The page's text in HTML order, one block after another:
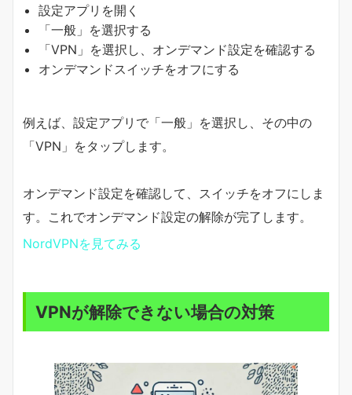
設定アプリを開く
「一般」を選択する
「VPN」を選択し、オンデマンド設定を確認する
オンデマンドスイッチをオフにする
例えば、設定アプリで「一般」を選択し、その中の
「VPN」をタップします。
オンデマンド設定を確認して、スイッチをオフにしま
す。これでオンデマンド設定の解除が完了します。
NordVPNを見てみる
VPNが解除できない場合の対策